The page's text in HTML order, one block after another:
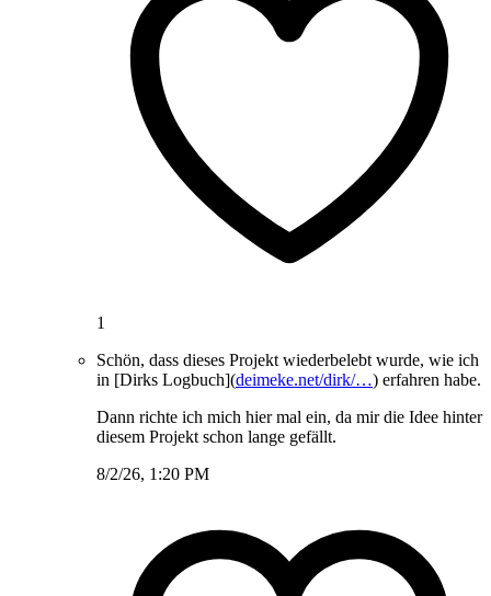
1
Schön, dass dieses Projekt wiederbelebt wurde, wie ich
in [Dirks Logbuch](deimeke.net/dirk/…) erfahren habe.
Dann richte ich mich hier mal ein, da mir die Idee hinter
diesem Projekt schon lange gefällt.
8/2/26, 1:20 PM